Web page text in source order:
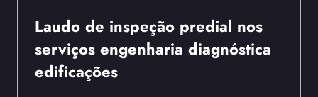
Laudo de inspeção predial nos
serviços engenharia diagnóstica
edificações